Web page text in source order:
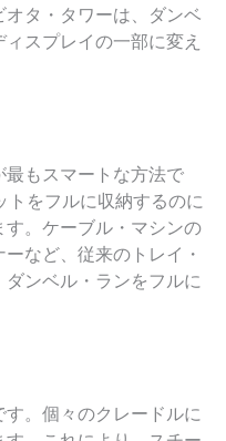
タ・タワーは、ダンベ
スプレイの一部に変え
もスマートな方法で
をフルに収納するのに
。ケーブル・マシンの
など、従来のトレイ・
ンベル・ランをフルに
。個々のクレードルに